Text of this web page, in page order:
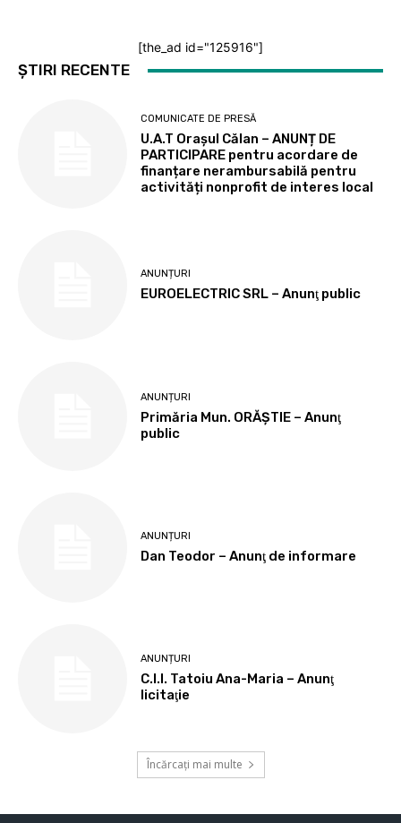
[the_ad id="125916"]
ȘTIRI RECENTE
COMUNICATE DE PRESĂ
U.A.T Orașul Călan – ANUNȚ DE
PARTICIPARE pentru acordare de
finanțare nerambursabilă pentru
activități nonprofit de interes local
ANUNȚURI
EUROELECTRIC SRL – Anunţ public
ANUNȚURI
Primăria Mun. ORĂȘTIE – Anunţ
public
ANUNȚURI
Dan Teodor – Anunţ de informare
ANUNȚURI
C.I.I. Tatoiu Ana-Maria – Anunţ
licitaţie
Încărcați mai multe